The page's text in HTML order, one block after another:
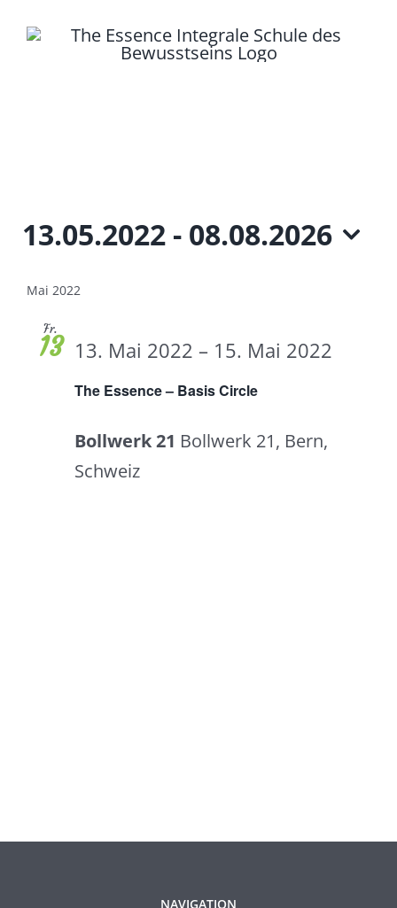
Inhalt
Veranstaltungen
13.05.2022 - 08.08.2026
wählen.
Mai 2022
Fr.
13
The Essence – Basis Circle
13. Mai 2022 – 15. Mai 2022
Bollwerk 21 Bollwerk 21, Bern,
Schweiz
NAVIGATION